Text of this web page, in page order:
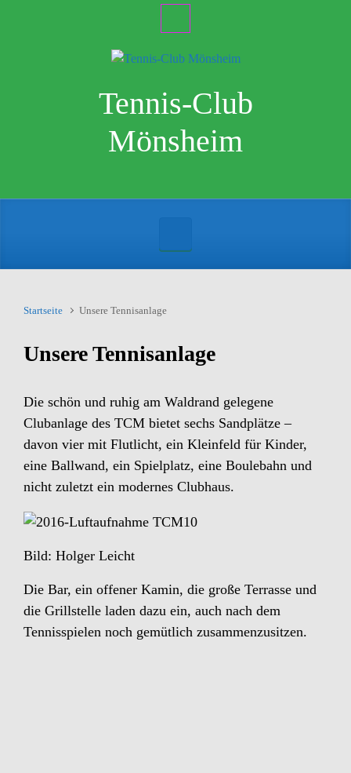
Tennis-Club
Mönsheim
Startseite Unsere Tennisanlage
Unsere Tennisanlage
Die schön und ruhig am Waldrand gelegene
Clubanlage des TCM bietet sechs Sandplätze –
davon vier mit Flutlicht, ein Kleinfeld für Kinder,
eine Ballwand, ein Spielplatz, eine Boulebahn und
nicht zuletzt ein modernes Clubhaus.
Bild: Holger Leicht
Die Bar, ein offener Kamin, die große Terrasse und
die Grillstelle laden dazu ein, auch nach dem
Tennisspielen noch gemütlich zusammenzusitzen.